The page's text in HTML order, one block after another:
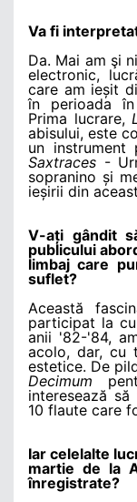
Va fi
Da. Mai am şi
electronic,
care am ieșit
în perioada
Prima lucrare,
abisului, este
un instrument
Saxtraces -
sopranino și
ieșirii din
V-ați gândit
publicului
limbaj care
suflet?
Această
participat la
anii '82-'84,
acolo, dar, cu
estetice. De
Decimum
interesează
10 flaute care
Iar celelalte
martie de la
înregistrate?